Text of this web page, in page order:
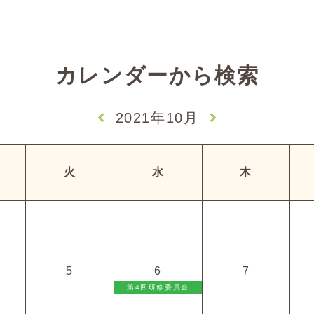
カレンダーから検索
2021年10月
火 水 木
5 6
第4回研修委員会
7